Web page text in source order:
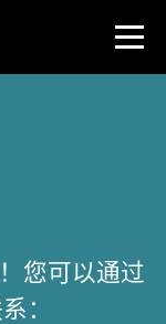
您可以通过
：